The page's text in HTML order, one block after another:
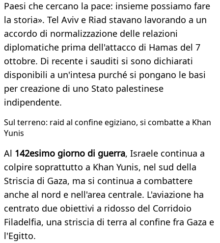
Paesi che cercano la pace: insieme possiamo fare
la storia». Tel Aviv e Riad stavano lavorando a un
accordo di normalizzazione delle relazioni
diplomatiche prima dell'attacco di Hamas del 7
ottobre. Di recente i sauditi si sono dichiarati
disponibili a un'intesa purché si pongano le basi
per creazione di uno Stato palestinese
indipendente.
Sul terreno: raid al confine egiziano, si combatte a Khan
Yunis
Al 142esimo giorno di guerra, Israele continua a
colpire soprattutto a Khan Yunis, nel sud della
Striscia di Gaza, ma si continua a combattere
anche al nord e nell'area centrale. L'aviazione ha
centrato due obiettivi a ridosso del Corridoio
Filadelfia, una striscia di terra al confine fra Gaza e
l'Egitto.